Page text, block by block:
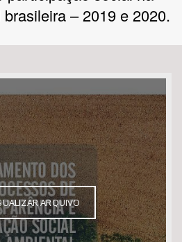
BUSCAR
– 2019 e 2020.
ARQUIVO